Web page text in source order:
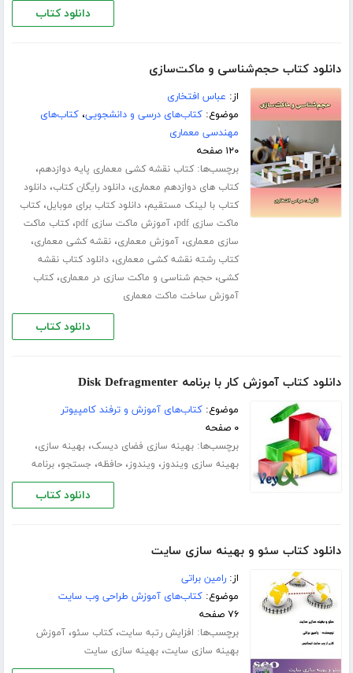
دانلود کتاب
دانلود کتاب حجم‌شناسی و ماکت‌سازی
از: عباس افتخاری
موضوع:کتاب‌های درسی و دانشجویی،کتاب‌های
مهندسی معماری
۱۲۰ صفحه
برچسب‌ها:کتاب نقشه کشی معماری پایه دوازدهم،
کتاب های دوازدهم معماری،دانلود رایگان کتاب،دانلود
کتاب با لینک مستقیم،دانلود کتاب برای موبایل،کتاب
ماکت سازی pdf
،آموزش ماکت سازی pdf ،کتاب ماکت
سازی معماری،آموزش معماری،نقشه کشی معماری،
کتاب رشته نقشه کشی معماری،دانلود کتاب نقشه
کشی،حجم شناسی و ماکت سازی در معماری،کتاب
آموزش ساخت ماکت معماری
دانلود کتاب
دانلود کتاب آموزش کار با برنامه Disk Defragmenter
موضوع:کتاب‌های آموزش و ترفند کامپیوتر
۰ صفحه
برچسب‌ها:بهینه سازی فضای دیسک،بهینه سازی،
بهینه سازی ویندوز، ویندوز،حافظه، جستجو،برنامه
دانلود کتاب
دانلود کتاب سئو و بهینه سازی سایت
از:رامین براتی
موضوع:کتاب‌های آموزش طراحی وب سایت
۷۶ صفحه
برچسب‌ها: افزایش رتبه سایت،کتاب سئو،آموزش
بهینه سازی سایت،بهینه سازی سایت